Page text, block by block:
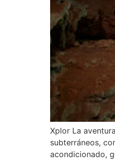
Xplor La
subterráneos,
acondicionado,